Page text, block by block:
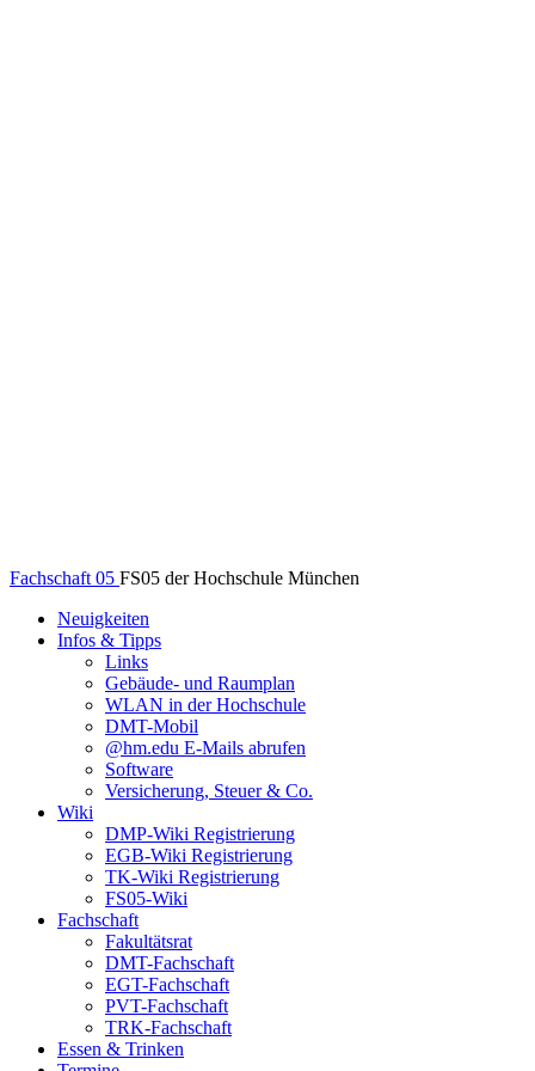
Fachschaft 05 FS05 der Hochschule München
Neuigkeiten
Infos & Tipps
Links
Gebäude- und Raumplan
WLAN in der Hochschule
DMT-Mobil
@hm.edu E-Mails abrufen
Software
Versicherung, Steuer & Co.
Wiki
DMP-Wiki Registrierung
EGB-Wiki Registrierung
TK-Wiki Registrierung
FS05-Wiki
Fachschaft
Fakultätsrat
DMT-Fachschaft
EGT-Fachschaft
PVT-Fachschaft
TRK-Fachschaft
Essen & Trinken